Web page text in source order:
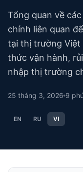
Tổng quan về
chính liên quan
tại thị trường Việt
thức vận hành,
nhập thị trường
25 tháng 3, 2026 9
EN RU VI